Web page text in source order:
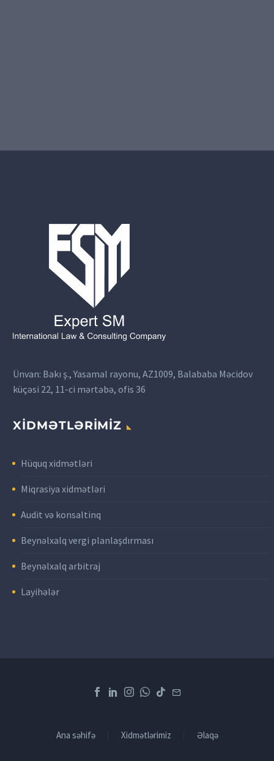
Ünvan: Bakı ş., Yasamal rayonu, AZ1009, Balababa Məcidov
küçəsi 22, 11-ci mərtəbə, ofis 36
XİDMƏTLƏRİMİZ
Hüquq xidmətləri
Miqrasiya xidmətləri
Audit və konsaltinq
Beynəlxalq vergi planlaşdırması
Beynəlxalq arbitraj
Layihələr
Ana səhifə Xidmətlərimiz Əlaqə